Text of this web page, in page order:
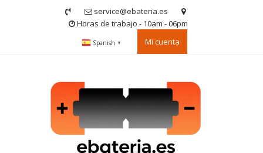
service@ebateria.es
Horas de trabajo - 10am - 06pm
Spanish ▼ Mi cuenta